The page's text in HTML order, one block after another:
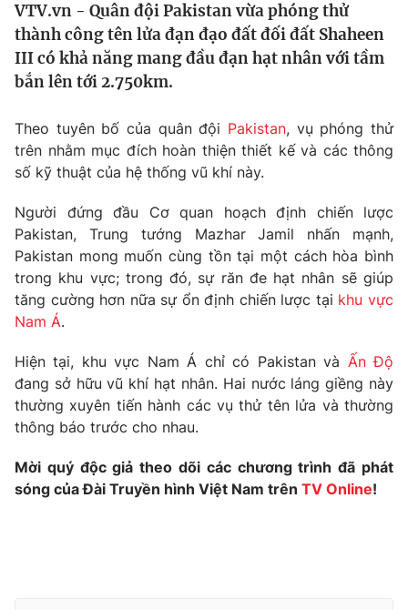
Thế giới
Tin tức
Thế giới đó đây
Câu chuyện quốc tế
Kinh tế
Thị trường
Góc doanh nghiệp
Dữ liệu và đời sống
Truyền hình
Phim VTV
Hậu trường
Nhân vật
Khán giả
Giải sao mai
Giải trí
Điện ảnh
Âm nhạc
Đời sống
Du lịch
Làm đẹp
Chất lượng cuộc sống
Giáo dục
Tuyển sinh
Học trực tuyến
Công nghệ
Hitech Công nghệ tương lai
Sản phẩm
Thị trường
Giao lưu trực tuyến
Lịch phát sóng
VTV.vn - Quân đội Pakistan vừa phóng thử
thành công tên lửa đạn đạo đất đối đất Shaheen
III có khả năng mang đầu đạn hạt nhân với tầm
bắn lên tới 2.750km.
Theo tuyên bố của quân đội Pakistan, vụ phóng thử
trên nhằm mục đích hoàn thiện thiết kế và các thông
số kỹ thuật của hệ thống vũ khí này.
Người đứng đầu Cơ quan hoạch định chiến lược
Pakistan, Trung tướng Mazhar Jamil nhấn mạnh,
Pakistan mong muốn cùng tồn tại một cách hòa bình
trong khu vực; trong đó, sự răn đe hạt nhân sẽ giúp
tăng cường hơn nữa sự ổn định chiến lược tại khu vực
Nam Á.
Hiện tại, khu vực Nam Á chỉ có Pakistan và Ấn Độ
đang sở hữu vũ khí hạt nhân. Hai nước láng giềng này
thường xuyên tiến hành các vụ thử tên lửa và thường
thông báo trước cho nhau.
Mời quý độc giả theo dõi các chương trình đã phát
sóng của Đài Truyền hình Việt Nam trên TV Online!